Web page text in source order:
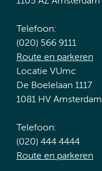
Telefoon:
(020) 566 9111
Route en parkeren
Locatie VUmc
De Boelelaan 1117
1081 HV Amsterdam
Telefoon:
(020) 444 4444
Route en parkeren